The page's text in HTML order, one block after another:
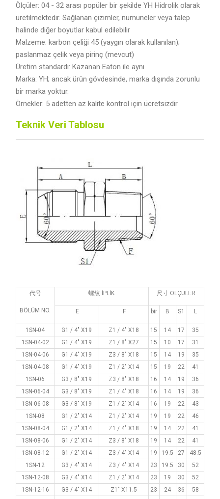
Ölçüler: 04 - 32 arası popüler bir şekilde YH Hidrolik olarak
üretilmektedir. Sağlanan çizimler, numuneler veya talep
halinde diğer boyutlar kabul edilebilir
Malzeme: karbon çeliği 45 (yaygın olarak kullanılan);
paslanmaz çelik veya pirinç (mevcut)
Üretim standardı: Kazanan Eaton ile aynı
Marka: YH; ancak ürün gövdesinde, marka dışında zorunlu
bir marka yoktur.
Örnekler: 5 adetten az kalite kontrol için ücretsizdir
Teknik Veri Tablosu
代号
BÖLÜM NO.
螺纹 İPLİK 尺寸 ÖLÇÜLER
E F bir B S1 L
1SN-04 G1 / 4" X19 Z1 / 4" X18 15 14 17
35
1SN-04-02
G1 / 4" X19 Z1 / 8" X27 15 10 17
31
1SN-04-06
G1 / 4" X19 Z3 / 8" X18 15 14 19
35
1SN-04-08
G1 / 4" X19 Z1 / 2" X14 15 19 22
41
1SN-06
G3 / 8" X19 Z3 / 8" X18 16 14 19
36
1SN-06-04
G3 / 8" X19 Z1 / 4" X18 16 14 19
36
1SN-06-08
G3 / 8" X19 Z1 / 2" X14 16 19 22
43
1SN-08
G1 / 2" X14 Z1 / 2" X14 19 19 22
46
1SN-08-04
G1 / 2" X14 Z1 / 4" X18 19 14 22
41
1SN-08-06
G1 / 2" X14 Z3 / 8" X18 19 14 22
41
1SN-08-12
G1 / 2" X14 Z3 / 4" X14 19 19.5 27
48.5
1SN-12
G3 / 4" X14 Z3 / 4" X14 23 19.5 30
52
1SN-12-08
G3 / 4" X14 Z1 / 2" X14 23 19 30
52
1SN-12-16
G3 / 4" X14 Z1" X11.5 23 24 36
58